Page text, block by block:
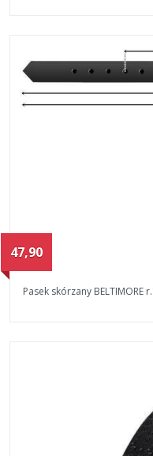
47,90
Pasek skórzany BELTIMORE